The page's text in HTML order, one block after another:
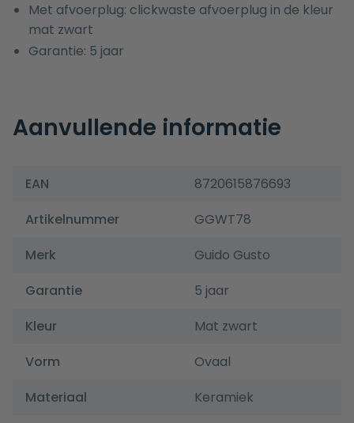
Met afvoerplug: clickwaste afvoerplug in de kleur
mat zwart
Garantie: 5 jaar
Aanvullende informatie
EAN
8720615876693
Artikelnummer
GGWT78
Merk
Guido Gusto
Garantie
5 jaar
Kleur
Mat zwart
Vorm
Ovaal
Materiaal
Keramiek